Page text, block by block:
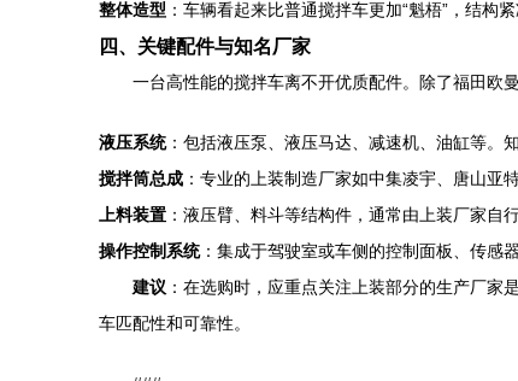
整体造型 ：车辆看起来比普通搅拌车更加“魁梧”，结构
四、关键配件与知名厂家
一台高性能的搅拌车离不开优质配件。除了福田欧
液压系统：包括液压泵、液压马达、减速机、油缸等。
搅拌筒总成 ：专业的上装制造厂家如中集凌宇、唐山亚
上料装置 ：液压臂、料斗等结构件，通常由上装厂家自
操作控制系统：集成于驾驶室或车侧的控制面板、传感
建议 ：在选购时，应重点关注上装部分的生产厂
车匹配性和可靠性。